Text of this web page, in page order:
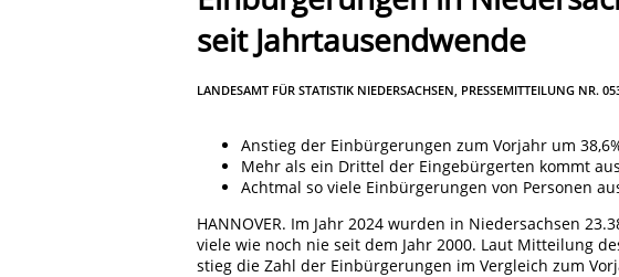
seit Jahrtausendwende
LANDESAMT FÜR STATISTIK NIEDERSACHSEN, PRESSEMITTEILUNG NR.
Anstieg der Einbürgerungen zum Vorjahr um
Mehr als ein Drittel der Eingebürgerten kommt
Achtmal so viele Einbürgerungen von Personen
HANNOVER. Im Jahr 2024 wurden in Niedersachsen
viele wie noch nie seit dem Jahr 2000. Laut Mitteilung
stieg die Zahl der Einbürgerungen im Vergleich zum